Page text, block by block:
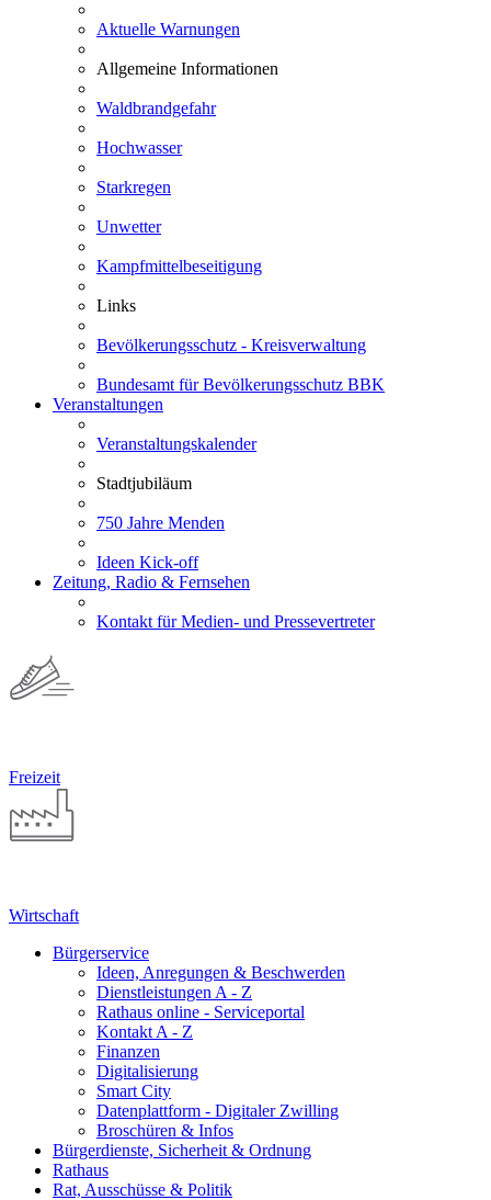
Aktuelle Warnungen
Allgemeine Informationen
Waldbrandgefahr
Hochwasser
Starkregen
Unwetter
Kampfmittelbeseitigung
Links
Bevölkerungsschutz - Kreisverwaltung
Bundesamt für Bevölkerungsschutz BBK
Veranstaltungen
Veranstaltungskalender
Stadtjubiläum
750 Jahre Menden
Ideen Kick-off
Zeitung, Radio & Fernsehen
Kontakt für Medien- und Pressevertreter
Freizeit
Wirtschaft
Bürgerservice
Ideen, Anregungen & Beschwerden
Dienstleistungen A - Z
Rathaus online - Serviceportal
Kontakt A - Z
Finanzen
Digitalisierung
Smart City
Datenplattform - Digitaler Zwilling
Broschüren & Infos
Bürgerdienste, Sicherheit & Ordnung
Rathaus
Rat, Ausschüsse & Politik